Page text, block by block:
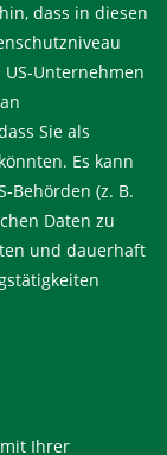
dass in diesen
Unternehmen
Sie als
Es kann
Behörden (z. B.
Daten zu
und dauerhaft
Ihrer